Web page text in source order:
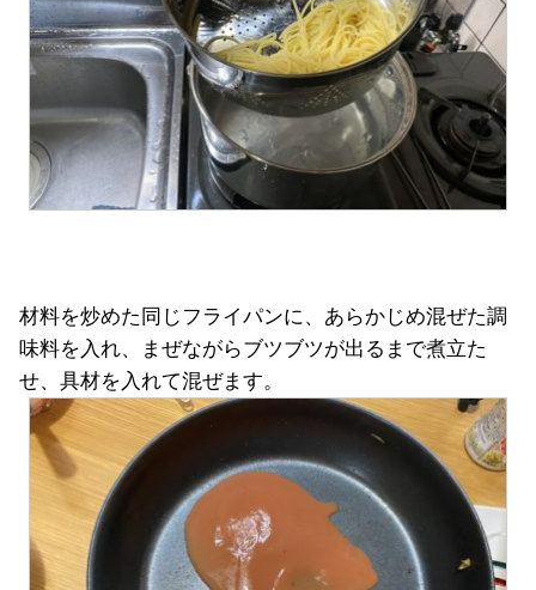
材料を炒めた同じフライパンに、あらかじめ混ぜた調
味料を入れ、まぜながらブツブツが出るまで煮立た
せ、具材を入れて混ぜます。